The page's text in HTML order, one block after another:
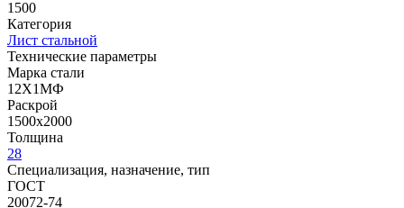
1500
Категория
Лист стальной
Технические параметры
Марка стали
12Х1МФ
Раскрой
1500х2000
Толщина
28
Специализация, назначение, тип
ГОСТ
20072-74